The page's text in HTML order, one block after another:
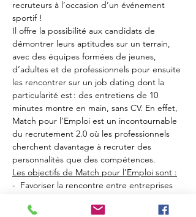
recruteurs à l’occasion d’un événement
sportif !
Il offre la possibilité aux candidats de
démontrer leurs aptitudes sur un terrain,
avec des équipes formées de jeunes,
d’adultes et de professionnels pour ensuite
les rencontrer sur un job dating dont la
particularité est : des entretiens de 10
minutes montre en main, sans CV. En effet,
Match pour l’Emploi est un incontournable
du recrutement 2.0 où les professionnels
cherchent davantage à recruter des
personnalités que des compétences.
Les objectifs de Match pour l’Emploi sont :
-  Favoriser la rencontre entre entreprises
approche directe sans CV,